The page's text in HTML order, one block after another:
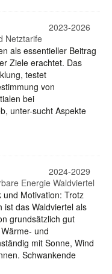
2023-2026
Netztarife
als essentieller Beitrag
Ziele erachtet. Das
testet
von
bei
unter-sucht Aspekte
2024-2029
Energie Waldviertel
Motivation: Trotz
das Waldviertel als
grundsätzlich gut
und
mit Sonne, Wind
Schwankende